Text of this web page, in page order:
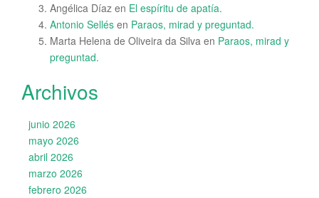
Angélica Díaz en El espíritu de apatía.
Antonio Sellés en Paraos, mirad y preguntad.
Marta Helena de Oliveira da Silva en Paraos, mirad y
preguntad.
Archivos
junio 2026
mayo 2026
abril 2026
marzo 2026
febrero 2026